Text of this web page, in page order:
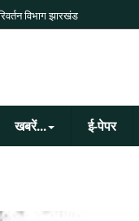
विभाग झारखंड
खबरें... ई-पेपर